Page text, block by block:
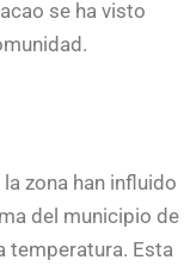
se ha visto
zona han influido
del municipio de
temperatura. Esta